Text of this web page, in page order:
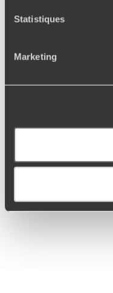
Statistiques
Marketing